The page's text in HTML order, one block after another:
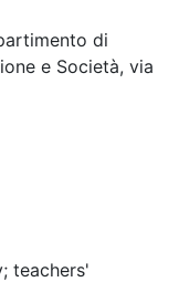
di
e Società, via
teachers'